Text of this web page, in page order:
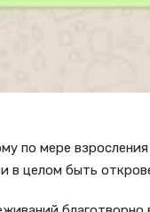
по мере
в целом быть